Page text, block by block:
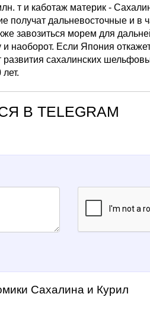
т и каботаж материк -
получат дальневосточные и в
завозиться морем для
наоборот. Если Япония
развития сахалинских
В TELEGRAM
Сахалина и Курил